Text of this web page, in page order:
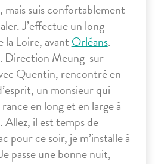
mais suis confortablement
J’effectue un long
la Loire, avantOrléans.
Direction Meung-sur-
Quentin, rencontré en
un monsieur qui
en long et en large à
Allez, il est temps de
pour ce soir, je m’installe à
passe une bonne nuit,